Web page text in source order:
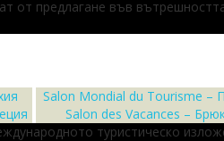
от предлагане във
Salon Mondial du Tourisme –
Salon des Vacances –
туристическо